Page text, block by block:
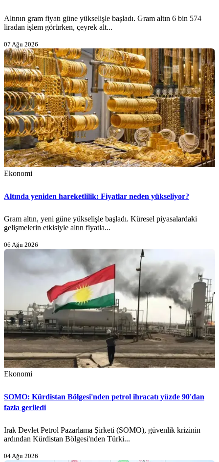
Altının gram fiyatı güne yükselişle başladı. Gram altın 6 bin 574
liradan işlem görürken, çeyrek alt...
07 Ağu 2026
Ekonomi
Altında yeniden hareketlilik: Fiyatlar neden yükseliyor?
Gram altın, yeni güne yükselişle başladı. Küresel piyasalardaki
gelişmelerin etkisiyle altın fiyatla...
06 Ağu 2026
Ekonomi
SOMO: Kürdistan Bölgesi'nden petrol ihracatı yüzde 90'dan
fazla geriledi
Irak Devlet Petrol Pazarlama Şirketi (SOMO), güvenlik krizinin
ardından Kürdistan Bölgesi'nden Türki...
04 Ağu 2026